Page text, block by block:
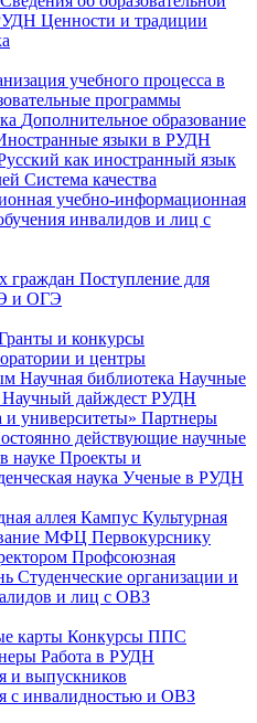
Ценности и традиции
учебного процесса в
программы
Дополнительное образование
языки в РУДН
как иностранный язык
Система качества
учебно-информационная
инвалидов и лиц с
граждан Поступление для
и ОГЭ
и конкурсы
и центры
Научная библиотека Научные
Научный дайждест РУДН
университеты» Партнеры
действующие научные
науке Проекты и
наука Ученые в РУДН
аллея Кампус Культурная
МФЦ Первокурснику
Профсоюзная
Студенческие организации и
и лиц с ОВЗ
карты Конкурсы ППС
Работа в РУДН
и выпускников
с инвалидностью и ОВЗ